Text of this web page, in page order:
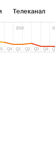
Телеканал